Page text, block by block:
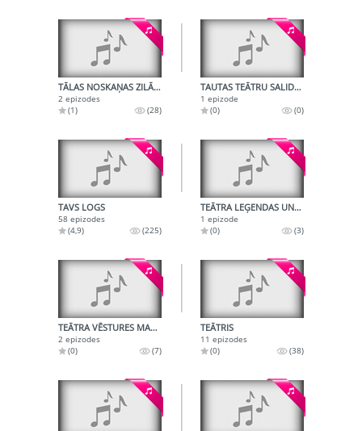
TĀLAS NOSKAŅAS ZILĀ VAKARĀ
2 epizodes
(1)
(28)
TAUTAS TEĀTRU SALIDOJUMS SMILTENĒ
1 epizode
(0)
(0)
TAVS LOGS
58 epizodes
(4,9)
(225)
TEĀTRA LEĢENDAS UN TO VĀCĒJA - LILIJAI DZENEI 60
1 epizode
(0)
(3)
TEĀTRA VĒSTURES MAZZINĀMĀS LAPPUSES
2 epizodes
(0)
(7)
TEĀTRIS
11 epizodes
(0)
(38)